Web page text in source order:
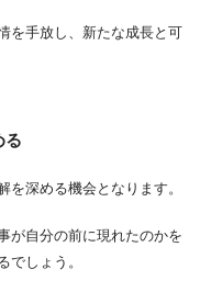
を手放し、新たな成長と可
る
深める機会となります。
が自分の前に現れたのかを
でしょう。